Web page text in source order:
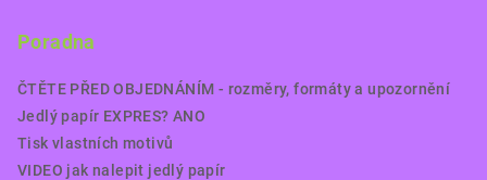
Poradna
ČTĚTE PŘED OBJEDNÁNÍM - rozměry, formáty a upozornění
Jedlý papír EXPRES? ANO
Tisk vlastních motivů
VIDEO jak nalepit jedlý papír